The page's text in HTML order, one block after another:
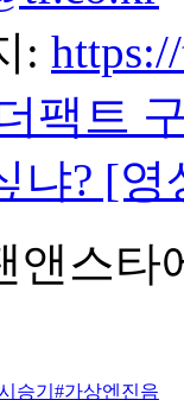
:
팩트
냐? [
앤스타
승기 #가상엔진음